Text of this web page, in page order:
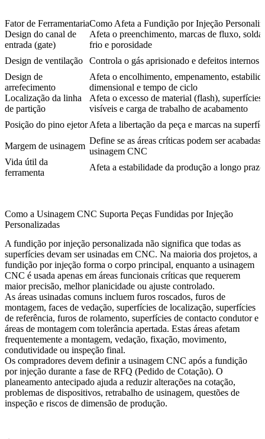
Fator de FerramentariaComo Afeta a Fundição por Injeção
Design do canal de
entrada (gate)
Afeta o preenchimento, marcas de fluxo,
frio e porosidade
Design de ventilação
Controla o gás aprisionado e defeitos internos
Design de
arrefecimento
Afeta o encolhimento, empenamento,
dimensional e tempo de ciclo
Localização da linha
de partição
Afeta o excesso de material (flash), superfícies
visíveis e carga de trabalho de acabamento
Posição do pino ejetorAfeta a libertação da peça e marcas na
Margem de usinagem
Define se as áreas críticas podem ser acabadas
usinagem CNC
Vida útil da
ferramenta
Afeta a estabilidade da produção a longo prazo
Como a Usinagem CNC Suporta Peças Fundidas por Injeção
Personalizadas
A fundição por injeção personalizada não significa que todas as
superfícies devam ser usinadas em CNC. Na maioria dos projetos, a
fundição por injeção forma o corpo principal, enquanto a usinagem
CNC é usada apenas em áreas funcionais críticas que requerem
maior precisão, melhor planicidade ou ajuste controlado.
As áreas usinadas comuns incluem furos roscados, furos de
montagem, faces de vedação, superfícies de localização, superfícies
de referência, furos de rolamento, superfícies de contacto condutor e
áreas de montagem com tolerância apertada. Estas áreas afetam
frequentemente a montagem, vedação, fixação, movimento,
condutividade ou inspeção final.
Os compradores devem definir a usinagem CNC após a fundição
por injeção durante a fase de RFQ (Pedido de Cotação). O
planeamento antecipado ajuda a reduzir alterações na cotação,
problemas de dispositivos, retrabalho de usinagem, questões de
inspeção e riscos de dimensão de produção.